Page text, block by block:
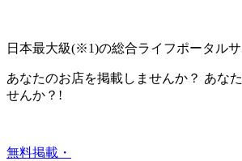
日本最大級(※1)の総合ライフポータルサ
あなたのお店を掲載しませんか？ あな
せんか？!
無料掲載・